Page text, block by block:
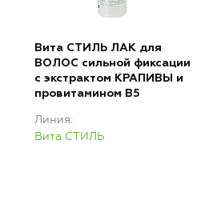
Вита СТИЛЬ ЛАК для
ВОЛОС сильной фиксации
с экстрактом КРАПИВЫ и
провитамином В5
Линия
Вита СТИЛЬ